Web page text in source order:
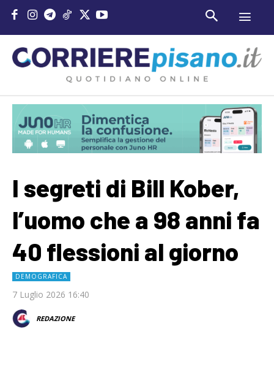
I segreti di Bill Kober,
l’uomo che a 98 anni fa
40 flessioni al giorno
DEMOGRAFICA
7 Luglio 2026 16:40
REDAZIONE